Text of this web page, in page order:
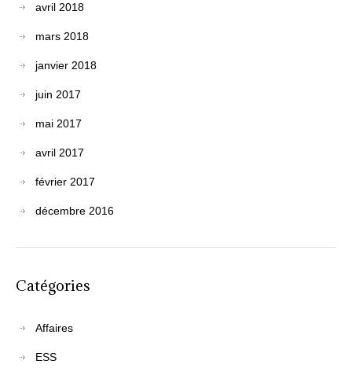
avril 2018
mars 2018
janvier 2018
juin 2017
mai 2017
avril 2017
février 2017
décembre 2016
Catégories
Affaires
ESS